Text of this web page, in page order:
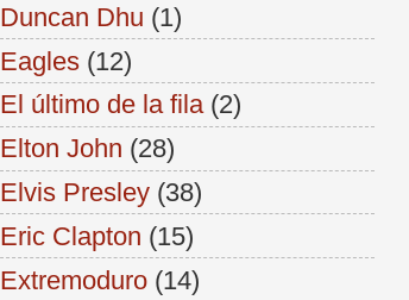
Duncan Dhu (1)
Eagles (12)
El último de la fila (2)
Elton John (28)
Elvis Presley (38)
Eric Clapton (15)
Extremoduro (14)